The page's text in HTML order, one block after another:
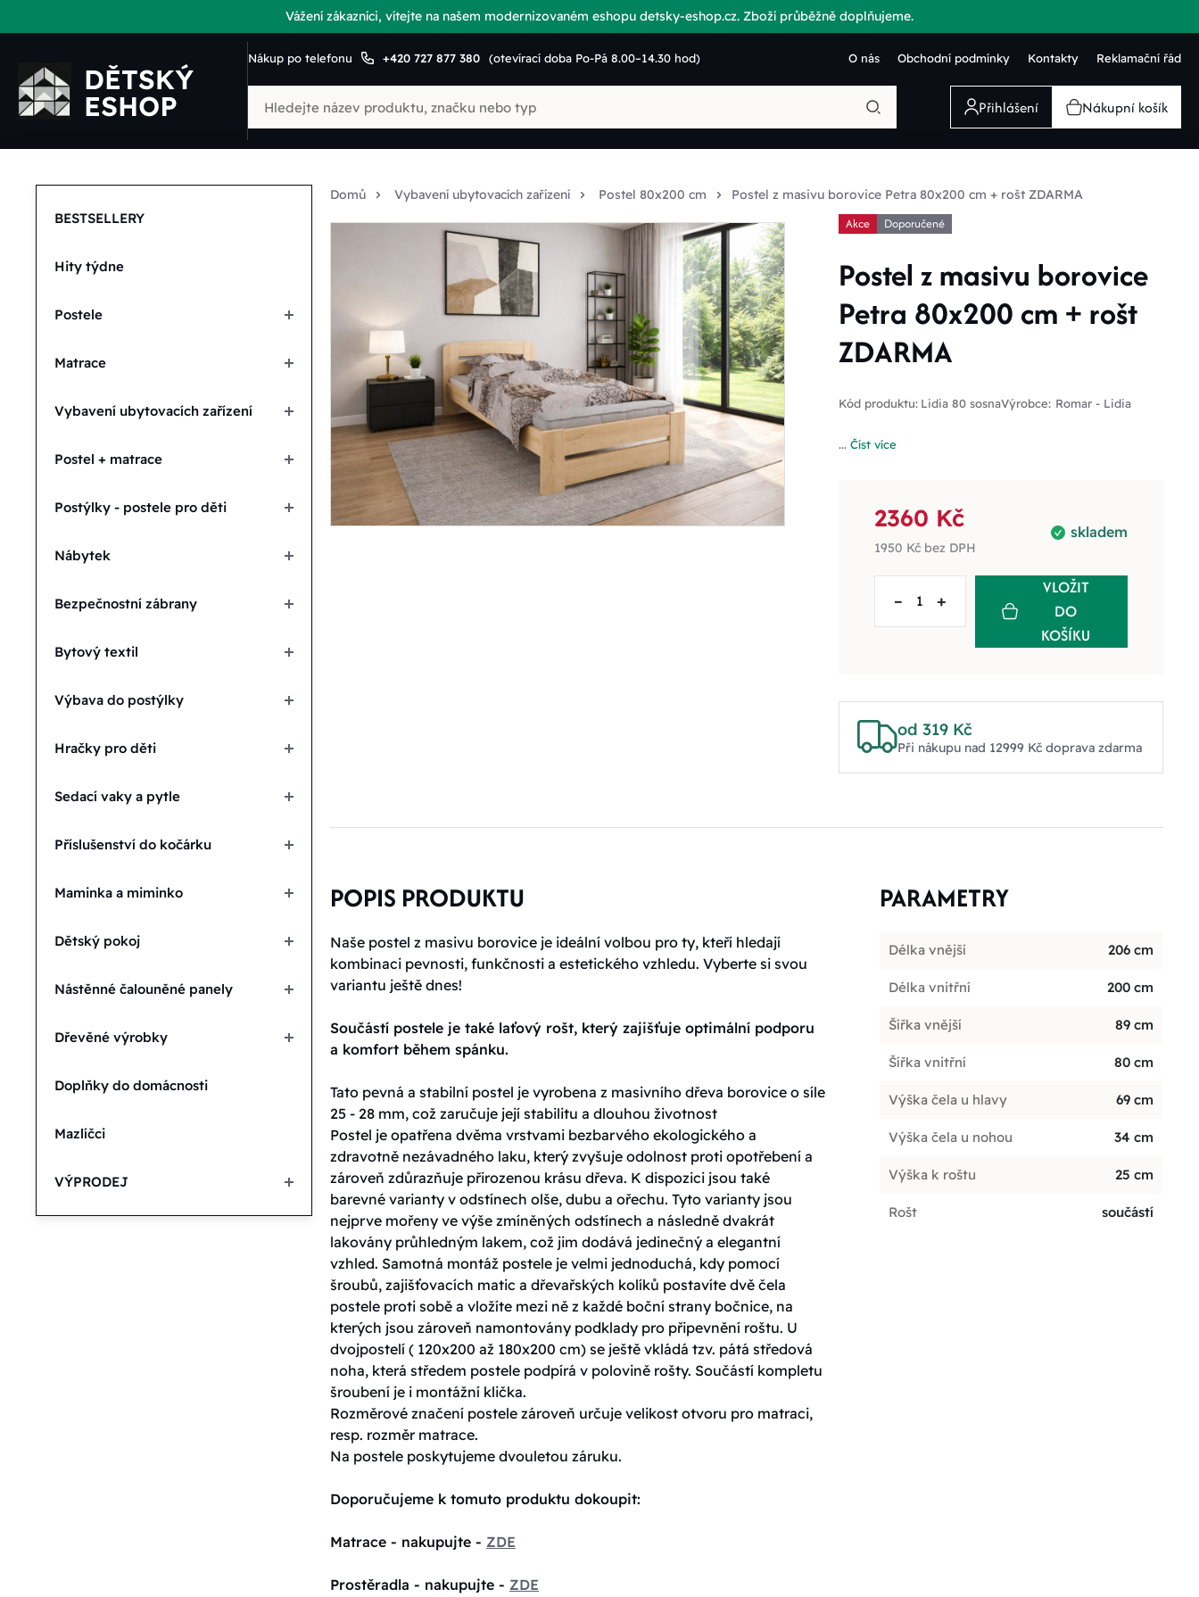
Vážení zákazníci, vítejte na našem modernizovaném eshopu detsky-eshop.cz. Zboží průběžně doplňujeme.
Nákup po telefonu +420 727 877 380 (otevírací doba Po-Pá 8.00–14.30 hod) O nás Obchodní podmínky Kontakty Reklamační řád
Přihlášení Nákupní košík
BESTSELLERY
Hity týdne
Postele
Matrace
Vybavení ubytovacích zařízení
Postel + matrace
Postýlky - postele pro děti
Nábytek
Bezpečnostní zábrany
Bytový textil
Výbava do postýlky
Hračky pro děti
Sedací vaky a pytle
Příslušenství do kočárku
Maminka a miminko
Dětský pokoj
Nástěnné čalouněné panely
Dřevěné výrobky
Doplňky do domácnosti
Mazlíčci
VÝPRODEJ
Domů Vybavení ubytovacích zařízení Postel 80x200 cm Postel z masivu borovice Petra 80x200 cm + rošt ZDARMA
Akce Doporučené
Postel z masivu borovice
Petra 80x200 cm + rošt
ZDARMA
Kód produktu: Lidia 80 sosnaVýrobce: Romar - Lidia
... Číst více
skladem
2360 Kč
1950 Kčbez DPH
– +
VLOŽIT
DO
KOŠÍKU
od 319 Kč
Při nákupu nad 12999 Kč doprava zdarma
POPIS PRODUKTU
Naše postel z masivu borovice je ideální volbou pro ty, kteří hledají
kombinaci pevnosti, funkčnosti a estetického vzhledu. Vyberte si svou
variantu ještě dnes!
Součástí postele je také laťový rošt, který zajišťuje optimální podporu
a komfort během spánku.
Tato pevná a stabilní postel je vyrobena z masivního dřeva borovice o síle
25 - 28 mm, což zaručuje její stabilitu a dlouhou životnost
Postel je opatřena dvěma vrstvami bezbarvého ekologického a
zdravotně nezávadného laku, který zvyšuje odolnost proti opotřebení a
zároveň zdůrazňuje přirozenou krásu dřeva. K dispozici jsou také
barevné varianty v odstínech olše, dubu a ořechu. Tyto varianty jsou
nejprve mořeny ve výše zmíněných odstínech a následně dvakrát
lakovány průhledným lakem, což jim dodává jedinečný a elegantní
vzhled. Samotná montáž postele je velmi jednoduchá, kdy pomocí
šroubů, zajišťovacích matic a dřevařských kolíků postavíte dvě čela
postele proti sobě a vložíte mezi ně z každé boční strany bočnice, na
kterých jsou zároveň namontovány podklady pro připevnění roštu. U
dvojpostelí ( 120x200 až 180x200 cm) se ještě vkládá tzv. pátá středová
noha, která středem postele podpírá v polovině rošty. Součástí kompletu
šroubení je i montážní klička.
Rozměrové značení postele zároveň určuje velikost otvoru pro matraci,
resp. rozměr matrace.
Na postele poskytujeme dvouletou záruku.
Doporučujeme k tomuto produktu dokoupit:
Matrace - nakupujte - ZDE
Prostěradla - nakupujte - ZDE
PARAMETRY
Délka vnější 206 cm
Délka vnitřní 200 cm
Šířka vnější 89 cm
Šířka vnitřní 80 cm
Výška čela u hlavy 69 cm
Výška čela u nohou 34 cm
Výška k roštu 25 cm
Rošt součástí